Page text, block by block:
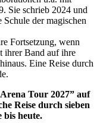
Sie schrieb 2024 und
der magischen
Fortsetzung, wenn
ihrer Band auf ihre
Eine Reise durch
Tour 2027” auf
Reise durch sieben
heute.